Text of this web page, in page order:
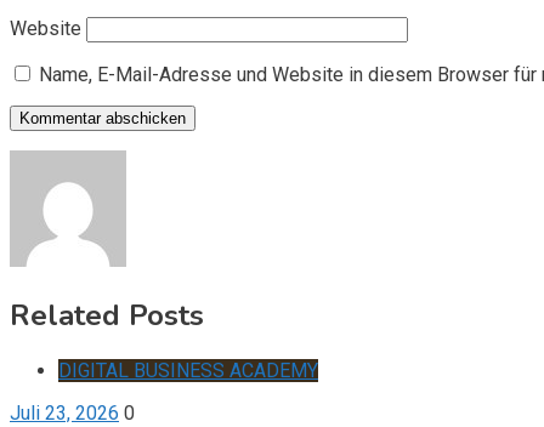
Website
Name, E-Mail-Adresse und Website in diesem Browser
Related Posts
DIGITAL BUSINESS ACADEMY
Juli 23, 2026 0